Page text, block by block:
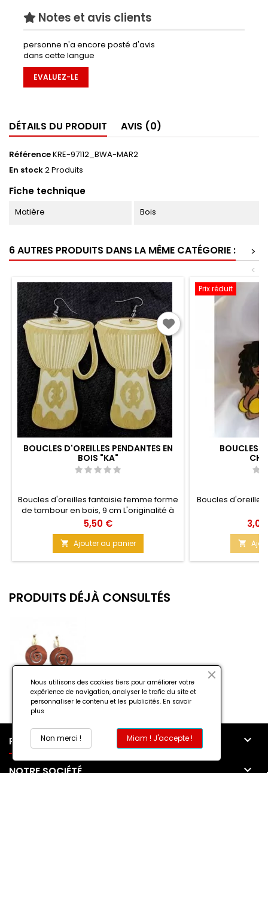
Notes et avis clients
personne n'a encore posté d'avis
dans cette langue
EVALUEZ-LE
DÉTAILS DU PRODUIT AVIS (0)
RéférenceKRE-97112_BWA-MAR2
En stock2 Produits
Fiche technique
Matière Bois
6 AUTRES PRODUITS DANS LA MÊME CATÉGORIE :
>
<
BOUCLES D'OREILLES PENDANTES EN
BOIS "KA"
Boucles d'oreilles fantaisie femme forme
de tambour en bois, 9 cm L'originalité à
petit prix pour vous rendre encore plus
Unique et belle ! Matière : Bois brut Taille :
9 cm
Prix
5,50 €
 Ajouter au panier
Prix réduit
BOUCLES
Boucles
Prix

PRODUITS DÉJÀ CONSULTÉS
PRODUITS 
NOTRE SOCIÉTÉ 
Nous utilisons des cookies tiers pour améliorer votre
expérience de navigation, analyser le trafic du site et
personnaliser le contenu et les publicités. En savoir
plus
Miam ! J'accepte !
Non merci !